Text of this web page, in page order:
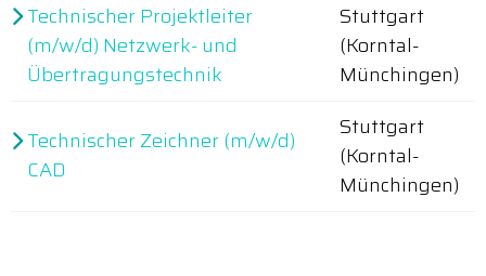
Technischer Projektleiter
(m/w/d) Netzwerk- und
Übertragungstechnik
Stuttgart
(Korntal-
Münchingen)
Technischer Zeichner (m/w/d)
CAD
Stuttgart
(Korntal-
Münchingen)